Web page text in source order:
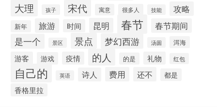
大理 孩子 宋代 寓意 很多人 技能 攻略
新年 旅游 时间 昆明 春节 春节期间
是一个 景区 景点 梦幻西游 汤圆 洱海
游客 游戏 疫情 的人 的是 礼物 红包
自己的 英语 诗人 费用 还不 都是
香格里拉